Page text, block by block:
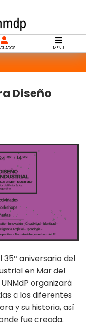
MENU
Diseño
aniversario del
en Mar del
organizará
a los diferentes
y su historia, así
fue creada.